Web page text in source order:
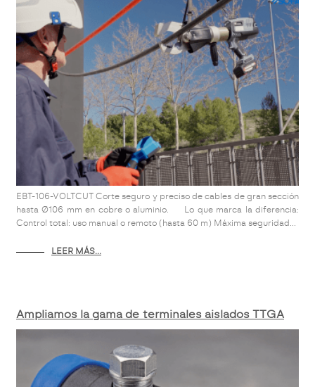
EBT-106-VOLTCUT Corte seguro y preciso de cables de gran sección
hasta Ø106 mm en cobre o aluminio. Lo que marca la diferencia:
Control total: uso manual o remoto (hasta 60 m) Máxima seguridad...
LEER MÁS...
Ampliamos la gama de terminales aislados TTGA